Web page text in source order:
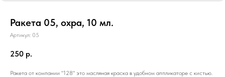
Ракета 05, охра, 10 мл.
Артикул: 05
250 р.
Ракета от компании "128" это масляная краска в удобном аппликаторе с кистью.